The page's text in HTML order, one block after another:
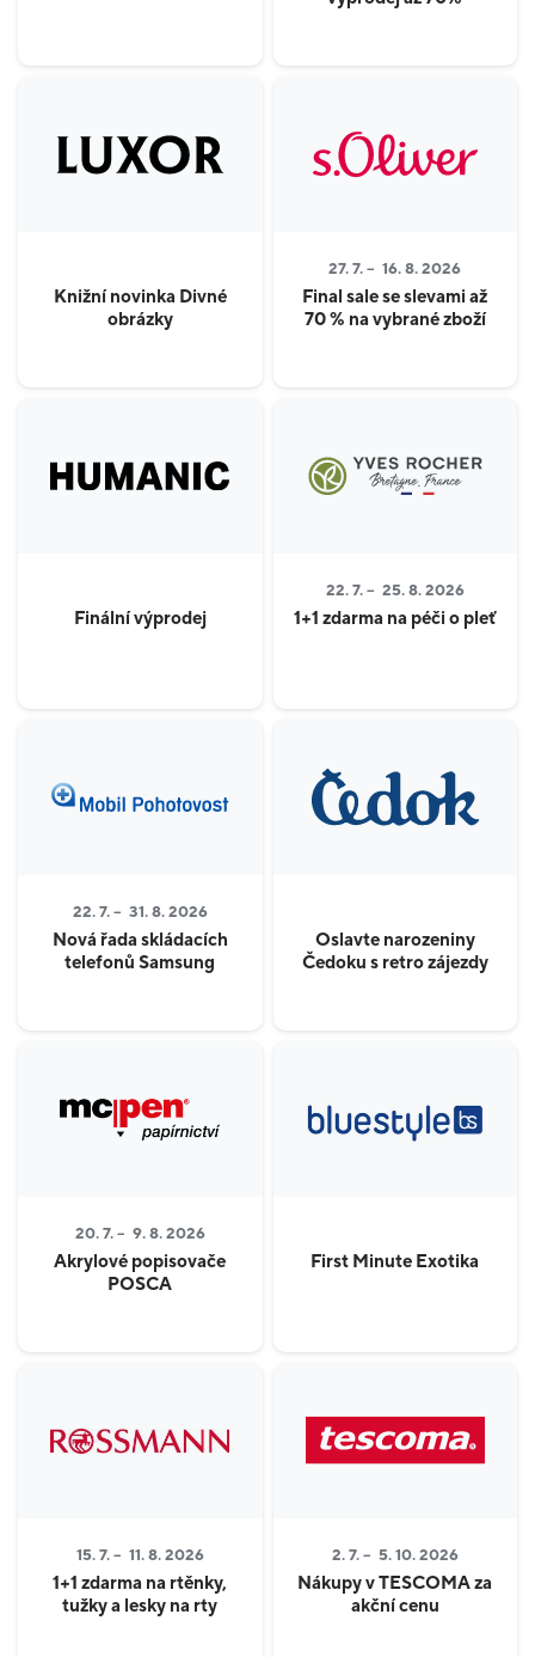
Knižní novinka Divné
obrázky
27. 7. – 16. 8. 2026
Final sale se slevami až
70 % na vybrané zboží
Finální výprodej
22. 7. – 25. 8. 2026
1+1 zdarma na péči o pleť
22. 7. – 31. 8. 2026
Nová řada skládacích
telefonů Samsung
Oslavte narozeniny
Čedoku s retro zájezdy
20. 7. – 9. 8. 2026
Akrylové popisovače
POSCA
First Minute Exotika
15. 7. – 11. 8. 2026
1+1 zdarma na rtěnky,
tužky a lesky na rty
2. 7. – 5. 10. 2026
Nákupy v TESCOMA za
akční cenu